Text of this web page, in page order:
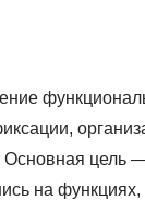
цель
на